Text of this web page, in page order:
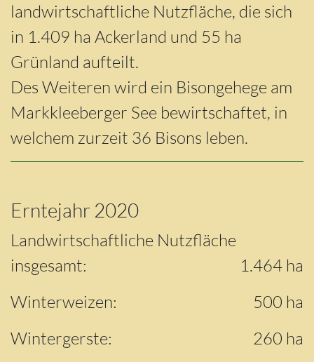
landwirtschaftliche Nutzfläche, die sich
in 1.409 ha Ackerland und 55 ha
Grünland aufteilt.
Des Weiteren wird ein Bisongehege am
Markkleeberger See bewirtschaftet, in
welchem zurzeit 36 Bisons leben.
Erntejahr 2020
Landwirtschaftliche Nutzfläche
insgesamt:
1.464 ha
Winterweizen:
500 ha
Wintergerste:
260 ha